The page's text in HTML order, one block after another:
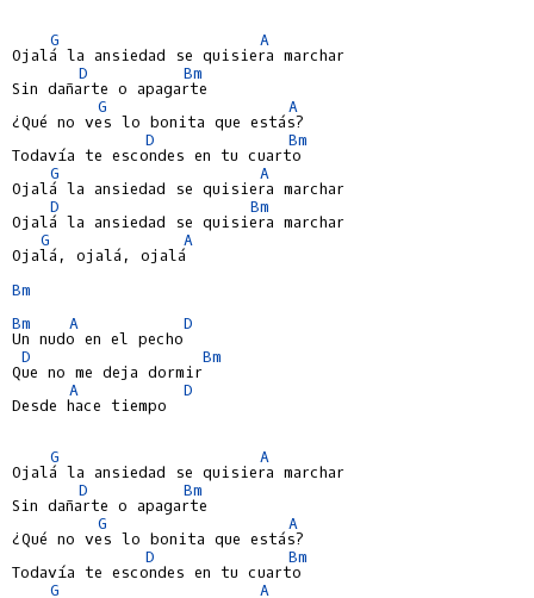
G
A
Ojalá la ansiedad se quisiera marchar
D
Bm
Sin dañarte o apagarte
G
A
¿Qué no ves lo bonita que estás?
D
Bm
Todavía te escondes en tu cuarto
G
A
Ojalá la ansiedad se quisiera marchar
D
Bm
Ojalá la ansiedad se quisiera marchar
G
A
Ojalá, ojalá, ojalá
Bm
Bm
A
D
Un nudo en el pecho
D
Bm
Que no me deja dormir
A
D
Desde hace tiempo
G
A
Ojalá la ansiedad se quisiera marchar
D
Bm
Sin dañarte o apagarte
G
A
¿Qué no ves lo bonita que estás?
D
Bm
Todavía te escondes en tu cuarto
G
A